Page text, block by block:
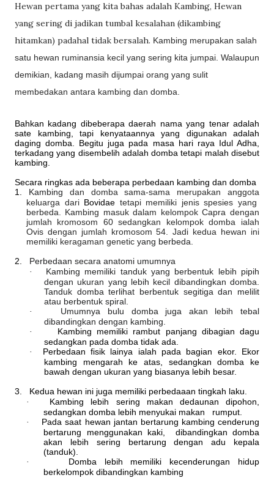
Hewan pertama yang kita bahas adalah Kambing, Hewan
yang sering di jadikan tumbal kesalahan (dikambing
hitamkan) padahal tidak bersalah. Kambing merupakan salah
satu hewan ruminansia kecil yang sering kita jumpai. Walaupun
demikian, kadang masih dijumpai orang yang sulit
membedakan antara kambing dan domba.
Bahkan kadang dibeberapa daerah nama yang tenar adalah
sate kambing, tapi kenyataannya yang digunakan adalah
daging domba. Begitu juga pada masa hari raya Idul Adha,
terkadang yang disembelih adalah domba tetapi malah disebut
kambing.
Secara ringkas ada beberapa perbedaan kambing dan domba
1.
Kambing dan domba sama-sama merupakan anggota
keluarga dari Bovidae tetapi memiliki jenis spesies yang
berbeda. Kambing masuk dalam kelompok Capra dengan
jumlah kromosom 60 sedangkan kelompok domba ialah
Ovis dengan jumlah kromosom 54. Jadi kedua hewan ini
memiliki keragaman genetic yang berbeda.
2.
Perbedaan secara anatomi umumnya
·
Kambing memiliki tanduk yang berbentuk lebih pipih
dengan ukuran yang lebih kecil dibandingkan domba.
Tanduk domba terlihat berbentuk segitiga dan melilit
atau berbentuk spiral.
·
Umumnya bulu domba juga akan lebih tebal
dibandingkan dengan kambing.
·
Kambing memiliki rambut panjang dibagian dagu
sedangkan pada domba tidak ada.
·
Perbedaan fisik lainya ialah pada bagian ekor. Ekor
kambing mengarah ke atas, sedangkan domba ke
bawah dengan ukuran yang biasanya lebih besar.
3.
Kedua hewan ini juga memiliki perbedaaan tingkah laku.
·
Kambing lebih sering makan dedaunan dipohon,
sedangkan domba lebih menyukai makan rumput.
·
Pada saat hewan jantan bertarung kambing cenderung
bertarung menggunakan kaki, dibandingkan domba
akan lebih sering bertarung dengan adu kepala
(tanduk).
·
Domba lebih memiliki kecenderungan hidup
berkelompok dibandingkan kambing